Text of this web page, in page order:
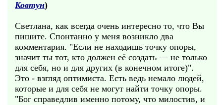
Ковтун)
Светлана, как всегда очень интересно то, что Вы
пишите. Спонтанно у меня возникло два
комментария. "Если не находишь точку опоры,
значит ты тот, кто должен её создать — не только
для себя, но и для других (в конечном итоге)".
Это - взгляд оптимиста. Есть ведь немало людей,
которые и для себя не могут найти точку опоры.
"Бог справедлив именно потому, что милостив, и